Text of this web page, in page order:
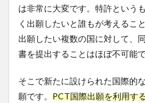
は非常に大変です。特許という
く出願したいと誰もが考えるこ
出願したい複数の国に対して、
書を提出することはほぼ不可能で
そこで新たに設けられた国際的
願です。 PCT国際出願を利用す